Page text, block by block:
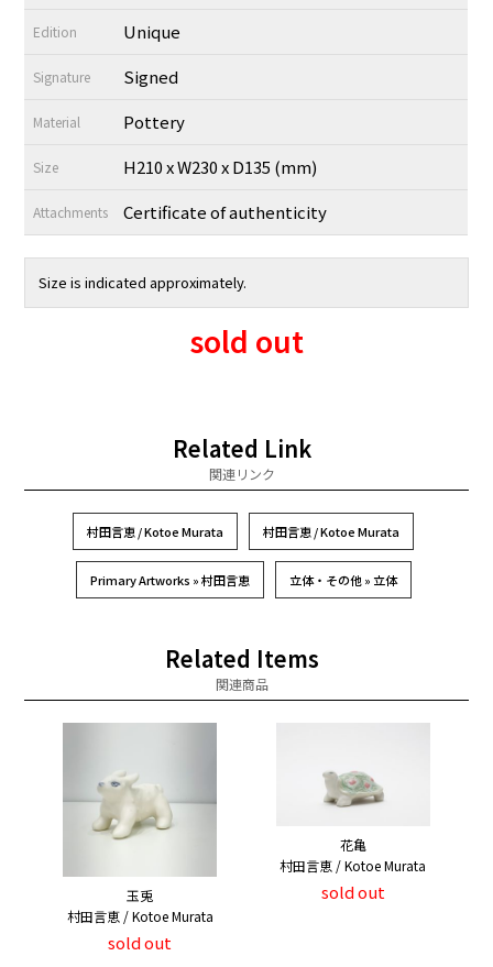
Edition Unique
Signature Signed
Material Pottery
Size H210 x W230 x D135 (mm)
Attachments Certificate of authenticity
Size is indicated approximately.
sold out
Related Link
関連リンク
村田言恵 / Kotoe Murata 村田言恵 / Kotoe Murata
Primary Artworks » 村田言恵 立体・その他 » 立体
Related Items
関連商品
玉兎
村田言恵 / Kotoe Murata
sold out
花亀
村田言恵 / Kotoe Murata
sold out